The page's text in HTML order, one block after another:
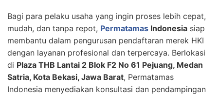
Bagi para pelaku usaha yang ingin proses lebih cepat,
mudah, dan tanpa repot, Permatamas Indonesia siap
membantu dalam pengurusan pendaftaran merek HKI
dengan layanan profesional dan terpercaya. Berlokasi
di Plaza THB Lantai 2 Blok F2 No 61 Pejuang, Medan
Satria, Kota Bekasi, Jawa Barat, Permatamas
Indonesia menyediakan konsultasi dan pendampingan